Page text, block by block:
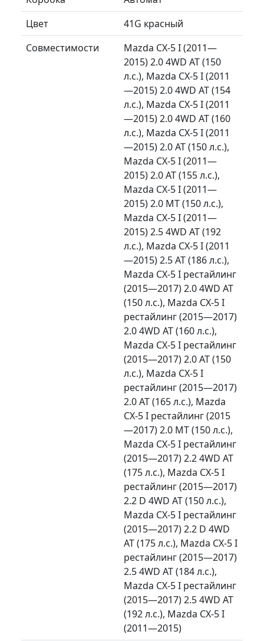
Цвет
41G красный
Совместимости
Mazda CX-5 I (2011—
2015) 2.0 4WD AT (150
л.с.), Mazda CX-5 I (2011
—2015) 2.0 4WD AT (154
л.с.), Mazda CX-5 I (2011
—2015) 2.0 4WD AT (160
л.с.), Mazda CX-5 I (2011
—2015) 2.0 AT (150 л.с.),
Mazda CX-5 I (2011—
2015) 2.0 AT (155 л.с.),
Mazda CX-5 I (2011—
2015) 2.0 MT (150 л.с.),
Mazda CX-5 I (2011—
2015) 2.5 4WD AT (192
л.с.), Mazda CX-5 I (2011
—2015) 2.5 AT (186 л.с.),
Mazda CX-5 I рестайлинг
(2015—2017) 2.0 4WD AT
(150 л.с.), Mazda CX-5 I
рестайлинг (2015—2017)
2.0 4WD AT (160 л.с.),
Mazda CX-5 I рестайлинг
(2015—2017) 2.0 AT (150
л.с.), Mazda CX-5 I
рестайлинг (2015—2017)
2.0 AT (165 л.с.), Mazda
CX-5 I рестайлинг (2015
—2017) 2.0 MT (150 л.с.),
Mazda CX-5 I рестайлинг
(2015—2017) 2.2 4WD AT
(175 л.с.), Mazda CX-5 I
рестайлинг (2015—2017)
2.2 D 4WD AT (150 л.с.),
Mazda CX-5 I рестайлинг
(2015—2017) 2.2 D 4WD
AT (175 л.с.), Mazda CX-5 I
рестайлинг (2015—2017)
2.5 4WD AT (184 л.с.),
Mazda CX-5 I рестайлинг
(2015—2017) 2.5 4WD AT
(192 л.с.), Mazda CX-5 I
(2011—2015)